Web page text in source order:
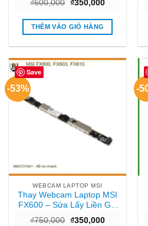
TPHCM
₫600,000 Giá
là:
₫600,000.
₫350,000Giá
tại
₫350,000.
THÊM VÀO GIỎ HÀNG
Save
-53%
WEBCAM LAPTOP MSI
Thay Webcam Laptop MSI
FX600 – Sửa Lấy Liền Giá
Rẻ TPHCM
₫750,000 Giá
₫350,000Giá
-